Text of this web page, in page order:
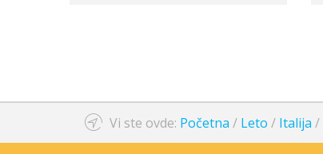
Vi ste ovde: Početna / Leto / Italija /